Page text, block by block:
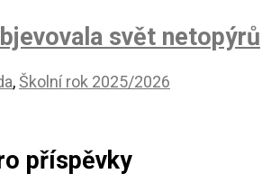
svět netopýrů
, Školní rok 2025/2026
příspěvky